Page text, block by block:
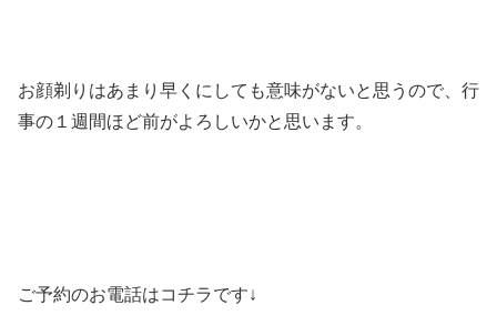
お顔剃りはあまり早くにしても意味がないと思うので、行
事の１週間ほど前がよろしいかと思います。
ご予約のお電話はコチラです↓